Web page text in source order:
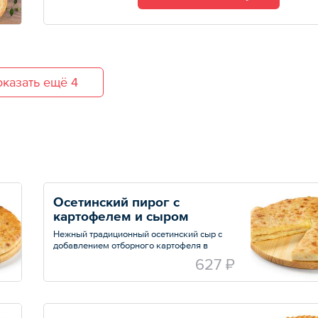
Общий вес – 8 кг
ещё 4
Осетинский пирог с
картофелем и сыром
Нежный традиционный осетинский сыр с
добавлением отборного картофеля в
627 ₽